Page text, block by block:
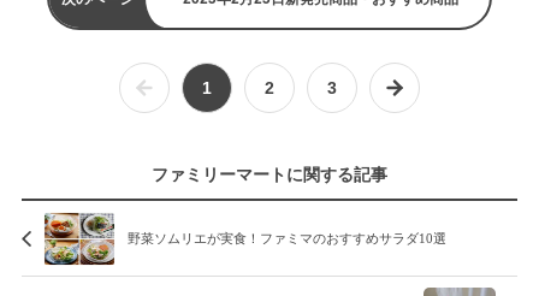
1 2 3
ファミリーマートに関する記事
野菜ソムリエが実食！ファミマのおすすめサラダ10選